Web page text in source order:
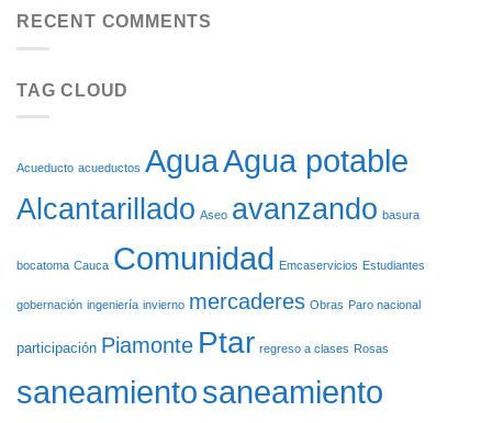
DEL
ACUEDUCTO
CARGACHIQUILLO
RECENT COMMENTS
TAG CLOUD
Acueducto acueductos AguaAgua potable
Alcantarillado Aseo avanzando basura
bocatoma Cauca Comunidad Emcaservicios Estudiantes
gobernación ingeniería invierno mercaderes Obras Paro nacional
participación Piamonte Ptar regreso a clases Rosas
saneamientosaneamiento